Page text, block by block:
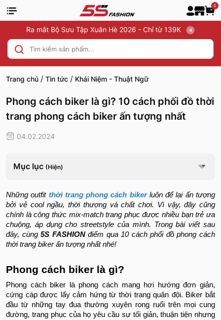
0
Ra mắt Bộ Sưu Tập Xuân Hè 2026 - Chỉ từ 139K
Trang chủ / Tin tức / Khái Niệm - Thuật Ngữ
Phong cách biker là gì? 10 cách phối đồ thời
trang phong cách biker ấn tượng nhất
04.02.2024
Mục lục (Hiện)
Những outfit thời trang phong cách bikerluôn để lại ấn tượng
bởi vẻ cool ngầu, thời thượng và chất chơi. Vì vậy, đây cũng
chính là công thức mix-match trang phục được nhiều bạn trẻ ưa
chuộng, áp dụng cho streetstyle của mình. Trong bài viết sau
đây, cùng5S FASHIONđiểm qua 10 cách phối đồ phong cách
thời trang biker ấn tượng nhất nhé!
Phong cách biker là gì?
Phong cách biker là phong cách mang hơi hướng đơn giản,
cứng cáp được lấy cảm hứng từ thời trang quân đội. Biker bắt
đầu từ những tay đua thường xuyên rong ruổi trên mọi cung
đường, trang phục của họ yêu cầu sự tối giản, thuận tiện nhưng